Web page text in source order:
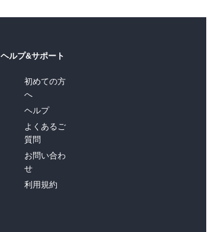
ヘルプ&サポート
初めての方
へ
ヘルプ
よくあるご
質問
お問い合わ
せ
利用規約